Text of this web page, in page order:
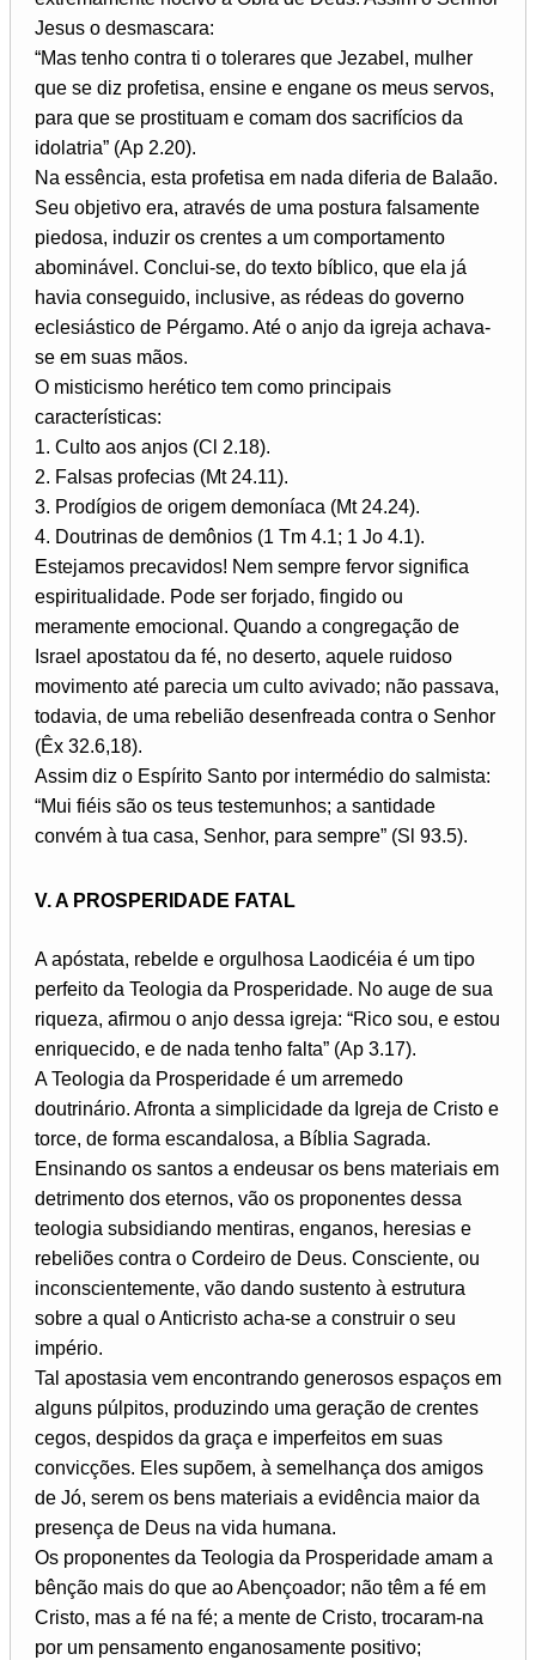
Jesus o desmascara:
“Mas tenho contra ti o tolerares que Jezabel, mulher
que se diz profetisa, ensine e engane os meus servos,
para que se prostituam e comam dos sacrifícios da
idolatria” (Ap 2.20).
Na essência, esta profetisa em nada diferia de Balaão.
Seu objetivo era, através de uma postura falsamente
piedosa, induzir os crentes a um comportamento
abominável. Conclui-se, do texto bíblico, que ela já
havia conseguido, inclusive, as rédeas do governo
eclesiástico de Pérgamo. Até o anjo da igreja achava-
se em suas mãos.
O misticismo herético tem como principais
características:
1. Culto aos anjos (Cl 2.18).
2. Falsas profecias (Mt 24.11).
3. Prodígios de origem demoníaca (Mt 24.24).
4. Doutrinas de demônios (1 Tm 4.1; 1 Jo 4.1).
Estejamos precavidos! Nem sempre fervor significa
espiritualidade. Pode ser forjado, fingido ou
meramente emocional. Quando a congregação de
Israel apostatou da fé, no deserto, aquele ruidoso
movimento até parecia um culto avivado; não passava,
todavia, de uma rebelião desenfreada contra o Senhor
(Êx 32.6,18).
Assim diz o Espírito Santo por intermédio do salmista:
“Mui fiéis são os teus testemunhos; a santidade
convém à tua casa, Senhor, para sempre” (Sl 93.5).
V. A PROSPERIDADE FATAL
A apóstata, rebelde e orgulhosa Laodicéia é um tipo
perfeito da Teologia da Prosperidade. No auge de sua
riqueza, afirmou o anjo dessa igreja: “Rico sou, e estou
enriquecido, e de nada tenho falta” (Ap 3.17).
A Teologia da Prosperidade é um arremedo
doutrinário. Afronta a simplicidade da Igreja de Cristo e
torce, de forma escandalosa, a Bíblia Sagrada.
Ensinando os santos a endeusar os bens materiais em
detrimento dos eternos, vão os proponentes dessa
teologia subsidiando mentiras, enganos, heresias e
rebeliões contra o Cordeiro de Deus. Consciente, ou
inconscientemente, vão dando sustento à estrutura
sobre a qual o Anticristo acha-se a construir o seu
império.
Tal apostasia vem encontrando generosos espaços em
alguns púlpitos, produzindo uma geração de crentes
cegos, despidos da graça e imperfeitos em suas
convicções. Eles supõem, à semelhança dos amigos
de Jó, serem os bens materiais a evidência maior da
presença de Deus na vida humana.
Os proponentes da Teologia da Prosperidade amam a
bênção mais do que ao Abençoador; não têm a fé em
Cristo, mas a fé na fé; a mente de Cristo, trocaram-na
por um pensamento enganosamente positivo;